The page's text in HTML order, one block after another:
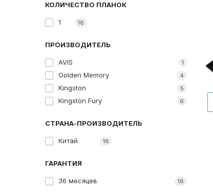
КОЛИЧЕСТВО ПЛАНОК
1 16
ПРОИЗВОДИТЕЛЬ
AVIS 1
Golden Memory 4
Kingston 5
Kingston Fury 6
СТРАНА-ПРОИЗВОДИТЕЛЬ
Китай 16
ГАРАНТИЯ
36 месяцев 16